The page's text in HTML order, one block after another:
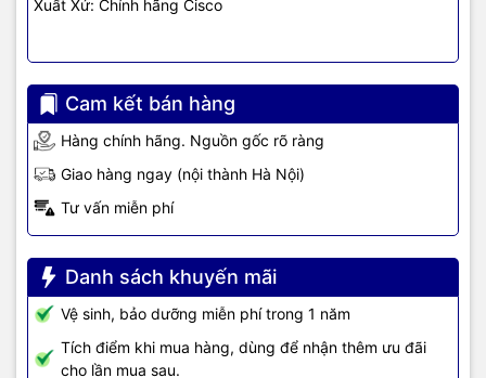
Xuất Xứ: Chính hãng Cisco
Cam kết bán hàng
Hàng chính hãng. Nguồn gốc rõ ràng
Giao hàng ngay (nội thành Hà Nội)
Tư vấn miễn phí
Danh sách khuyến mãi
Vệ sinh, bảo dưỡng miễn phí trong 1 năm
Tích điểm khi mua hàng, dùng để nhận thêm ưu đãi
cho lần mua sau.
máynhư tivi, tủ lạnh, máy giặt, máy hút ẩm... cùng nhiều thiết bị
hãng, giá tốt, dịch vụ chuyên nghiệp, đáp ứng tối đa nhu cầu của
doanh nghiệp cũng như gia đình và cá nhân.